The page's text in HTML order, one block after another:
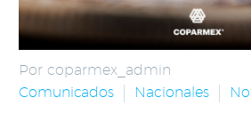
Por coparmex_admin
Comunicados
Nacionales